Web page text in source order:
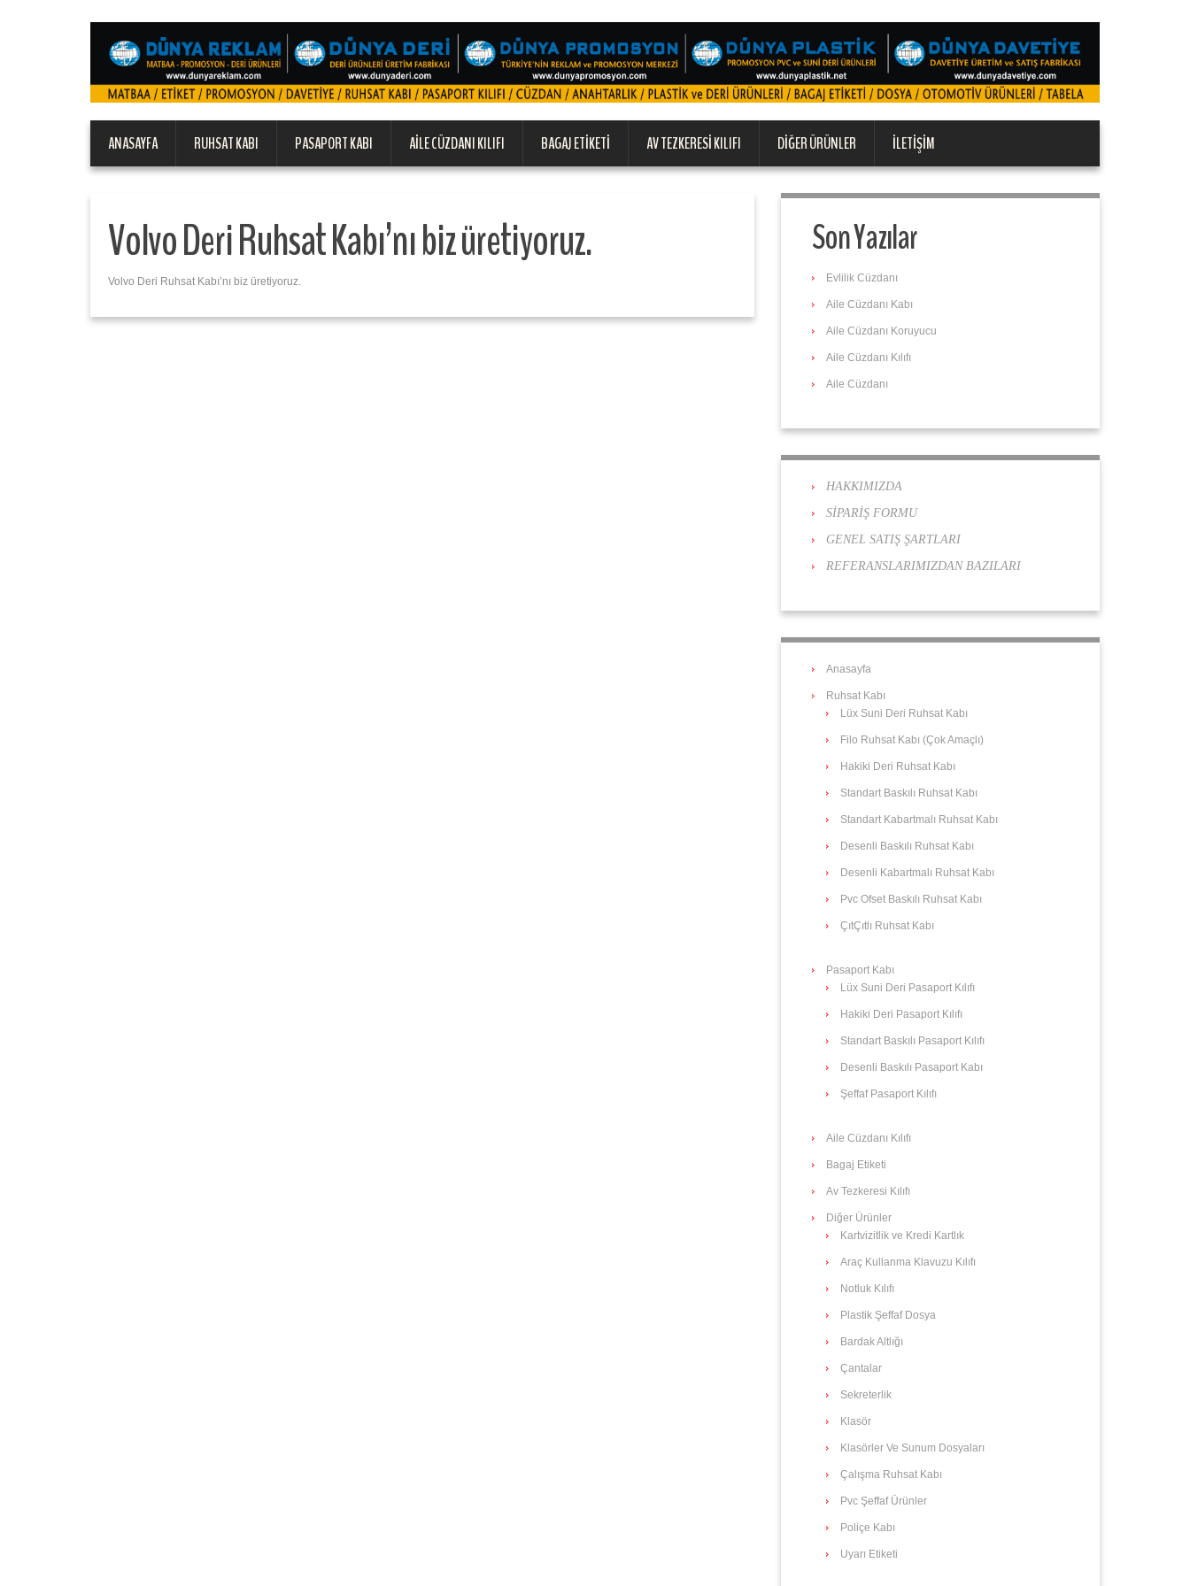
ANASAYFA RUHSAT KABI PASAPORT KABI AILE CÜZDANI KILIFI BAGAJ ETIKETI AV TEZKERESI KILIFI DIĞER ÜRÜNLER İLETIŞIM
Volvo Deri Ruhsat Kabı’nı biz üretiyoruz.
Volvo Deri Ruhsat Kabı’nı biz üretiyoruz.
Son Yazılar
Evlilik Cüzdanı
Aile Cüzdanı Kabı
Aile Cüzdanı Koruyucu
Aile Cüzdanı Kılıfı
Aile Cüzdanı
HAKKIMIZDA
SİPARİŞ FORMU
GENEL SATIŞ ŞARTLARI
REFERANSLARIMIZDAN BAZILARI
Anasayfa
Ruhsat Kabı
Lüx Suni Deri Ruhsat Kabı
Filo Ruhsat Kabı (Çok Amaçlı)
Hakiki Deri Ruhsat Kabı
Standart Baskılı Ruhsat Kabı
Standart Kabartmalı Ruhsat Kabı
Desenli Baskılı Ruhsat Kabı
Desenli Kabartmalı Ruhsat Kabı
Pvc Ofset Baskılı Ruhsat Kabı
ÇıtÇıtlı Ruhsat Kabı
Pasaport Kabı
Lüx Suni Deri Pasaport Kılıfı
Hakiki Deri Pasaport Kılıfı
Standart Baskılı Pasaport Kılıfı
Desenli Baskılı Pasaport Kabı
Şeffaf Pasaport Kılıfı
Aile Cüzdanı Kılıfı
Bagaj Etiketi
Av Tezkeresi Kılıfı
Diğer Ürünler
Kartvizitlik ve Kredi Kartlık
Araç Kullanma Klavuzu Kılıfı
Notluk Kılıfı
Plastik Şeffaf Dosya
Bardak Altlığı
Çantalar
Sekreterlik
Klasör
Klasörler Ve Sunum Dosyaları
Çalışma Ruhsat Kabı
Pvc Şeffaf Ürünler
Poliçe Kabı
Uyarı Etiketi